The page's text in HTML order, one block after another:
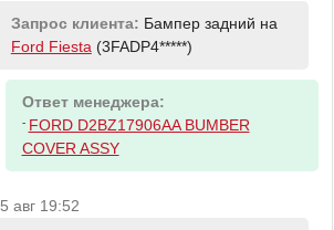
Запрос клиента: Бампер задний на
Ford Fiesta (3FADP4*****)
Ответ менеджера:
- FORD D2BZ17906AA BUMBER
COVER ASSY
5 авг 19:52